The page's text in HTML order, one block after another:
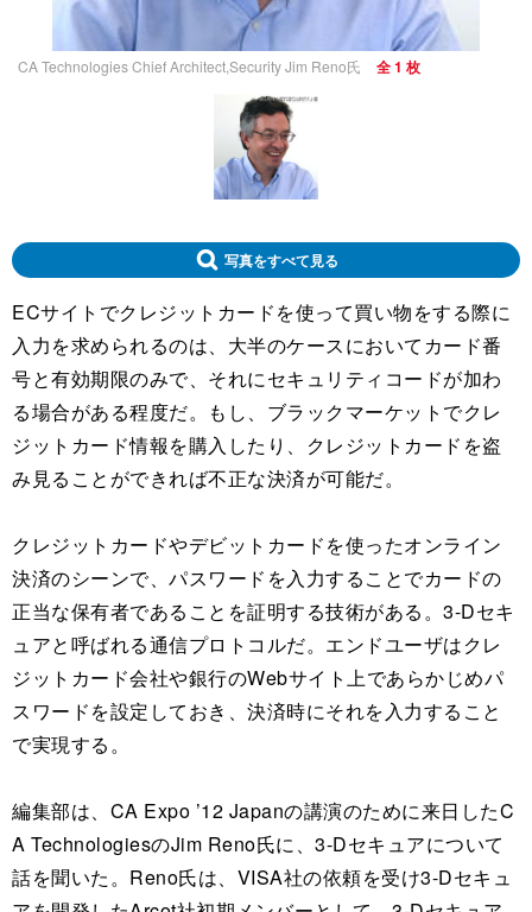
CA Technologies Chief Architect,Security Jim Reno氏 全 1 枚
写真をすべて見る
ECサイトでクレジットカードを使って買い物をする際に
入力を求められるのは、大半のケースにおいてカード番
号と有効期限のみで、それにセキュリティコードが加わ
る場合がある程度だ。もし、ブラックマーケットでクレ
ジットカード情報を購入したり、クレジットカードを盗
み見ることができれば不正な決済が可能だ。
クレジットカードやデビットカードを使ったオンライン
決済のシーンで、パスワードを入力することでカードの
正当な保有者であることを証明する技術がある。3-Dセキ
ュアと呼ばれる通信プロトコルだ。エンドユーザはクレ
ジットカード会社や銀行のWebサイト上であらかじめパ
スワードを設定しておき、決済時にそれを入力すること
で実現する。
編集部は、CA Expo ’12 Japanの講演のために来日したC
A TechnologiesのJim Reno氏に、3-Dセキュアについて
話を聞いた。Reno氏は、VISA社の依頼を受け3-Dセキュ